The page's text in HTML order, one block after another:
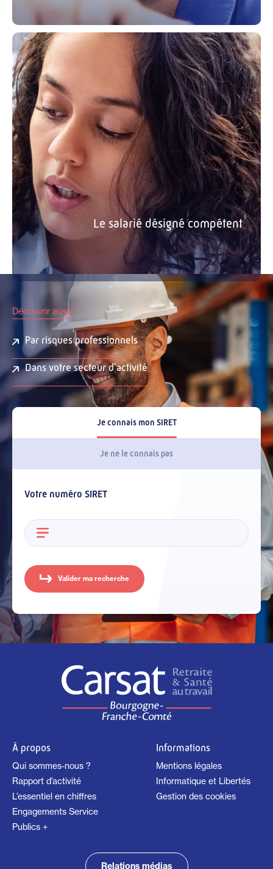
Le salarié désigné compétent
Découvrir aussi
Par risques professionnels
Dans votre secteur d'activité
Je connais mon SIRET
Je ne le connais pas
Votre numéro SIRET
À propos
Qui sommes-nous ?
Rapport d’activité
L’essentiel en chiffres
Engagements Service
Publics +
Informations
Mentions légales
Informatique et Libertés
Gestion des cookies
Relations médias